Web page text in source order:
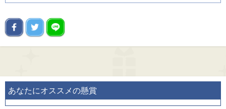
あなたにオススメの懸賞